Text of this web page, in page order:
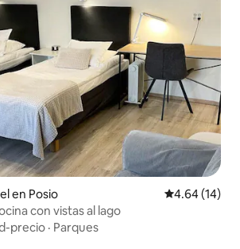
en Posio Calificación
4.64 (14)
con vistas al lago
precio · Parques